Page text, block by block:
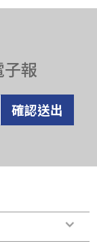
子報
確認送出